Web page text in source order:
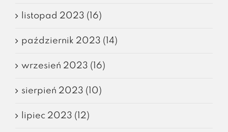
listopad 2023 (16)
październik 2023 (14)
wrzesień 2023 (16)
sierpień 2023 (10)
lipiec 2023 (12)